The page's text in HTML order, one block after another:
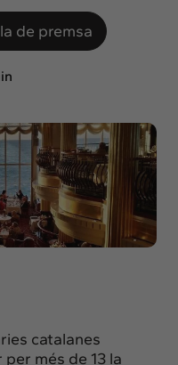
+34 934 157 662
de premsa
catalanes
més de 13 la